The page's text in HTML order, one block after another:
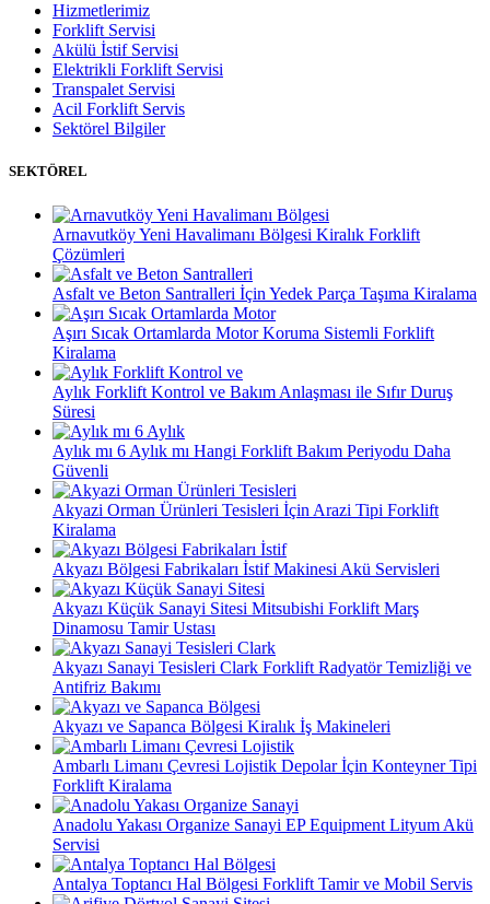
Hizmetlerimiz
Forklift Servisi
Akülü İstif Servisi
Elektrikli Forklift Servisi
Transpalet Servisi
Acil Forklift Servis
Sektörel Bilgiler
SEKTÖREL
Arnavutköy Yeni Havalimanı Bölgesi Kiralık Forklift
Çözümleri
Asfalt ve Beton Santralleri İçin Yedek Parça Taşıma Kiralama
Aşırı Sıcak Ortamlarda Motor Koruma Sistemli Forklift
Kiralama
Aylık Forklift Kontrol ve Bakım Anlaşması ile Sıfır Duruş
Süresi
Aylık mı 6 Aylık mı Hangi Forklift Bakım Periyodu Daha
Güvenli
Akyazi Orman Ürünleri Tesisleri İçin Arazi Tipi Forklift
Kiralama
Akyazı Bölgesi Fabrikaları İstif Makinesi Akü Servisleri
Akyazı Küçük Sanayi Sitesi Mitsubishi Forklift Marş
Dinamosu Tamir Ustası
Akyazı Sanayi Tesisleri Clark Forklift Radyatör Temizliği ve
Antifriz Bakımı
Akyazı ve Sapanca Bölgesi Kiralık İş Makineleri
Ambarlı Limanı Çevresi Lojistik Depolar İçin Konteyner Tipi
Forklift Kiralama
Anadolu Yakası Organize Sanayi EP Equipment Lityum Akü
Servisi
Antalya Toptancı Hal Bölgesi Forklift Tamir ve Mobil Servis